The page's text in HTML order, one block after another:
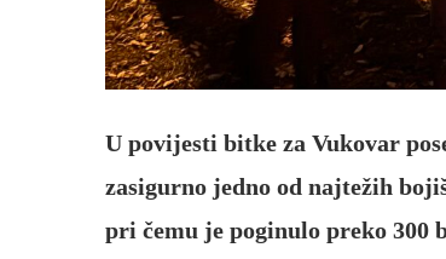
U povijesti bitke za Vukovar
zasigurno jedno od najtežih
pri čemu je poginulo preko 300